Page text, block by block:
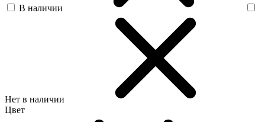
В наличии
Нет в наличии
Цвет